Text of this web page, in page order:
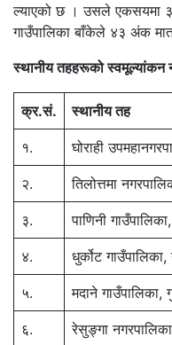
ल्याएको छ । उसले एकसयमा
गाउँपालिका बाँकेले ४३ अंक
स्थानीय तहहरूको स्वमूल्यांकन
क्र.सं. स्थानीय तह
१. घोराही
२. तिलोत्तमा
३. पाणिनी
४. धुर्कोट गाउँपालिका,
५. मदाने गाउँपालिका,
६. रेसुङ्गा